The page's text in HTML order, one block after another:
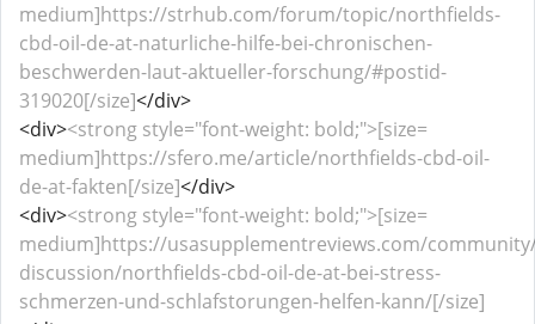
medium]https://strhub.com/forum/topic/northfields-
cbd-oil-de-at-naturliche-hilfe-bei-chronischen-
beschwerden-laut-aktueller-forschung/#postid-
319020[/size]</div>
<div><strong style="font-weight: bold;">[size=
medium]https://sfero.me/article/northfields-cbd-oil-
de-at-fakten[/size]</div>
<div><strong style="font-weight: bold;">[size=
medium]https://usasupplementreviews.com/
discussion/northfields-cbd-oil-de-at-bei-stress-
schmerzen-und-schlafstorungen-helfen-kann/[/size]